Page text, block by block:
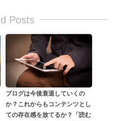
Posts
ブログは今後衰退していくの
か？これからもコンテンツとし
ての存在感を放てるか？「読む